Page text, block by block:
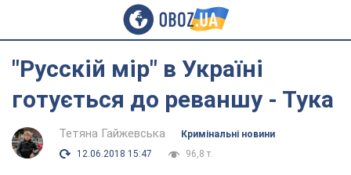
"Русскій мір" в Україні
готується до реваншу - Тука
Тетяна Гайжевська
Кримінальні новини
12.06.2018 15:47
96,8 т.